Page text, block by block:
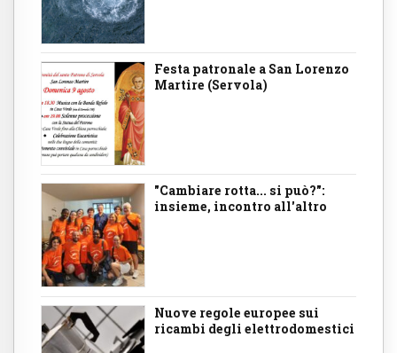
Festa patronale a San Lorenzo
Martire (Servola)
"Cambiare rotta... si può?":
insieme, incontro all'altro
Nuove regole europee sui
ricambi degli elettrodomestici